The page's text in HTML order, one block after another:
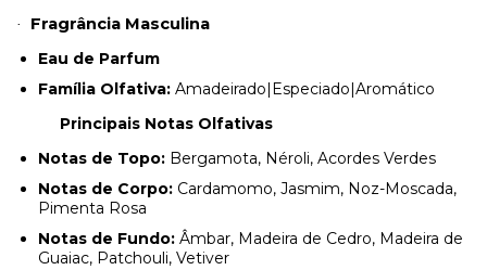
·
Fragrância Masculina
Eau de Parfum
Família Olfativa: Amadeirado|Especiado|Aromático
Principais Notas Olfativas
Notas de Topo: Bergamota, Néroli, Acordes Verdes
Notas de Corpo: Cardamomo, Jasmim, Noz-Moscada,
Pimenta Rosa
Notas de Fundo: Âmbar, Madeira de Cedro, Madeira de
Guaiac, Patchouli, Vetiver